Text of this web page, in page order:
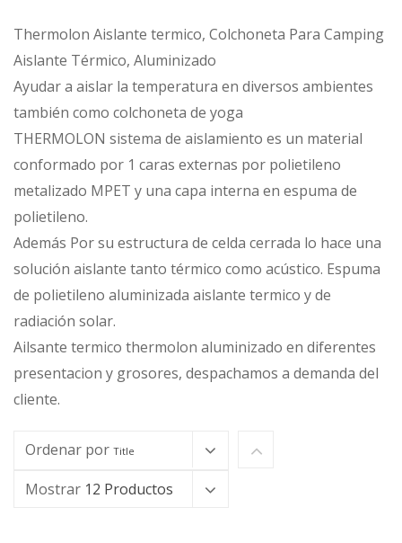
Thermolon Aislante termico, Colchoneta Para Camping
Aislante Térmico, Aluminizado
Ayudar a aislar la temperatura en diversos ambientes
también como colchoneta de yoga
THERMOLON sistema de aislamiento es un material
conformado por 1 caras externas por polietileno
metalizado MPET y una capa interna en espuma de
polietileno.
Además Por su estructura de celda cerrada lo hace una
solución aislante tanto térmico como acústico. Espuma
de polietileno aluminizada aislante termico y de
radiación solar.
Ailsante termico thermolon aluminizado en diferentes
presentacion y grosores, despachamos a demanda del
cliente.
Ordenar por Title
Mostrar 12 Productos